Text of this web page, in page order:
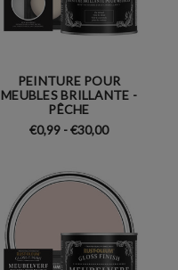
PEINTURE POUR
MEUBLES BRILLANTE -
PÊCHE
€0,99 - €30,00